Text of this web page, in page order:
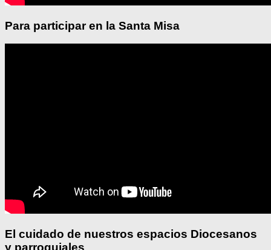
Para participar en la Santa Misa
El cuidado de nuestros espacios Diocesanos
y parroquiales